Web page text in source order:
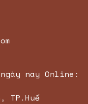
nay Online:
TP.Huế